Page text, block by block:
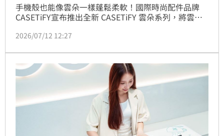
手機殼也能像雲朵一樣蓬鬆柔軟！國際時尚配件品牌
CASETiFY宣布推出全新 CASETiFY 雲朵系列，將雲朵
朵系列靈感源自那些躺在被窩、光線穿射過空氣的慵懶
三款充滿夢幻感的不同配色，注入漫步於雲朵之間的輕
柔想像。
2026/07/12 12:27